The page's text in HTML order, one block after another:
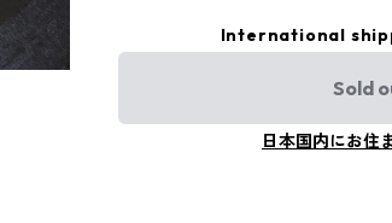
International
Sold
日本国内にお住